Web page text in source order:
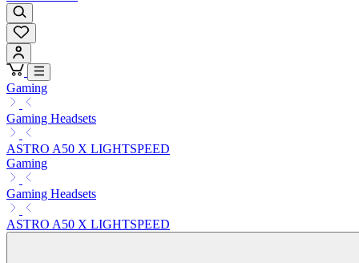
Gaming
Gaming Headsets
ASTRO A50 X LIGHTSPEED
Gaming
Gaming Headsets
ASTRO A50 X LIGHTSPEED